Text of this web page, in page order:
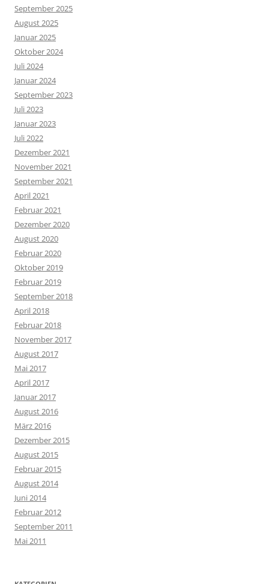
September 2025
August 2025
Januar 2025
Oktober 2024
Juli 2024
Januar 2024
September 2023
Juli 2023
Januar 2023
Juli 2022
Dezember 2021
November 2021
September 2021
April 2021
Februar 2021
Dezember 2020
August 2020
Februar 2020
Oktober 2019
Februar 2019
September 2018
April 2018
Februar 2018
November 2017
August 2017
Mai 2017
April 2017
Januar 2017
August 2016
März 2016
Dezember 2015
August 2015
Februar 2015
August 2014
Juni 2014
Februar 2012
September 2011
Mai 2011